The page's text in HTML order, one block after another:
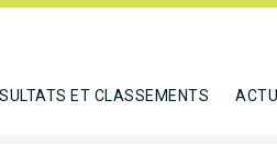
ET CLASSEMENTS